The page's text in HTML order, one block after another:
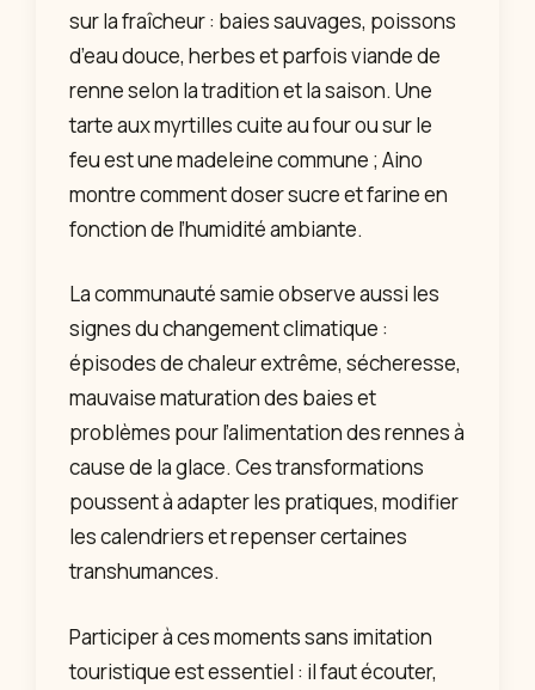
sur la fraîcheur : baies sauvages, poissons
d’eau douce, herbes et parfois viande de
renne selon la tradition et la saison. Une
tarte aux myrtilles cuite au four ou sur le
feu est une madeleine commune ; Aino
montre comment doser sucre et farine en
fonction de l’humidité ambiante.
La communauté samie observe aussi les
signes du changement climatique :
épisodes de chaleur extrême, sécheresse,
mauvaise maturation des baies et
problèmes pour l’alimentation des rennes à
cause de la glace. Ces transformations
poussent à adapter les pratiques, modifier
les calendriers et repenser certaines
transhumances.
Participer à ces moments sans imitation
touristique est essentiel : il faut écouter,